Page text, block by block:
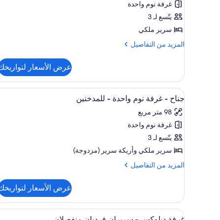
-
سرير
ملكي
-
غرفة نوم واحدة
يتّسع لـ 3
سرير ملكي
المزيد من التفاصيل
المزيد
غرفة
ديلوكس
-
سرير
ملكي
للمدخنين
عرض الأسعار
استعراض
جميع
صور
جناح
-
غرفة
نوم
واحدة
للمدخنين
أغطية فراش متميزة وخزنة داخل
7
جناح - غرفة نوم واحدة - للمدخنين
98 متر مربع
غرفة نوم واحدة
يتّسع لـ 3
سرير ملكي‫‬ وأريكة سرير (مزدوجة)
المزيد من التفاصيل
المزيد
جناح
غرفة
عرض الأسعار
استعراض
أغطية فراش متميزة وخزنة داخل
6